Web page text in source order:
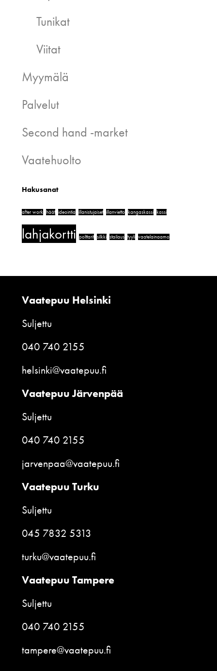
Tunikat
Viitat
Myymälä
Palvelut
Second hand -market
Vaatehuolto
Hakusanat
after work häät ideointia illanistujaiset illanvietto kangaskassi kassi
lahjakortti polttarit silkki stailaus tyyli vaatelainaamo
Vaatepuu Helsinki
Suljettu
040 740 2155
helsinki@vaatepuu.fi
Vaatepuu Järvenpää
Suljettu
040 740 2155
jarvenpaa@vaatepuu.fi
Vaatepuu Turku
Suljettu
045 7832 5313
turku@vaatepuu.fi
Vaatepuu Tampere
Suljettu
040 740 2155
tampere@vaatepuu.fi